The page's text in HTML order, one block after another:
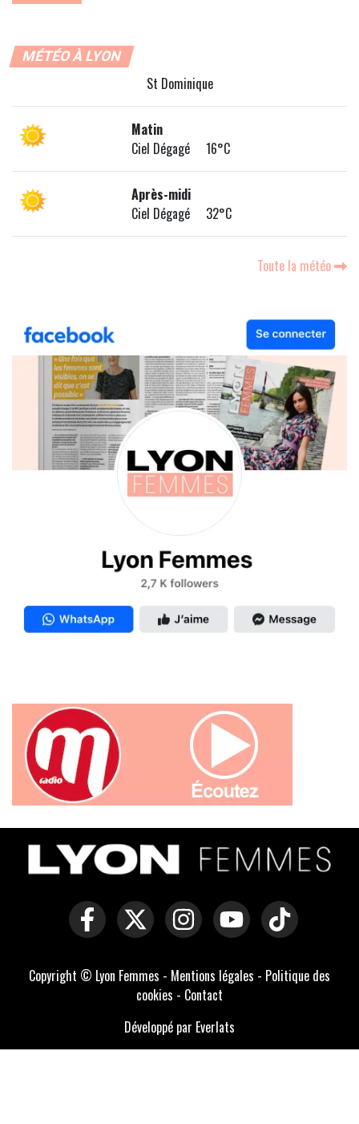
MÉTÉO À LYON
St Dominique
Matin
Ciel Dégagé 16°C
Après-midi
Ciel Dégagé 32°C
Toute la météo
Copyright © Lyon Femmes - Mentions légales - Politique des
cookies - Contact
Développé par Everlats